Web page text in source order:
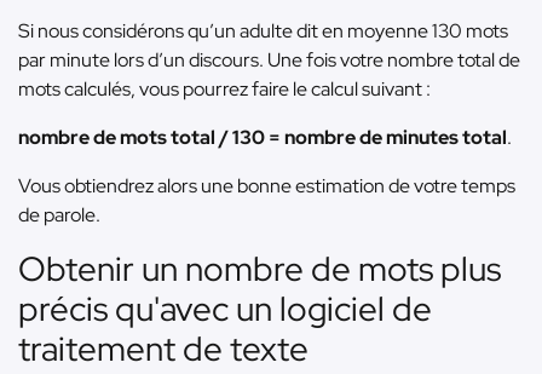
Si nous considérons qu’un adulte dit en moyenne 130 mots
par minute lors d’un discours. Une fois votre nombre total de
mots calculés, vous pourrez faire le calcul suivant :
nombre de mots total / 130 = nombre de minutes total.
Vous obtiendrez alors une bonne estimation de votre temps
de parole.
Obtenir un nombre de mots plus
précis qu'avec un logiciel de
traitement de texte